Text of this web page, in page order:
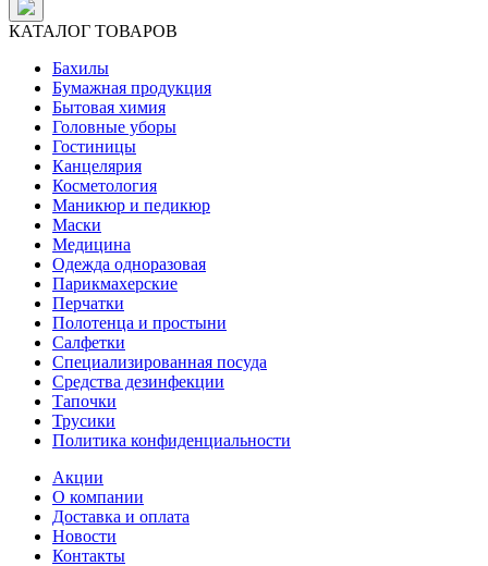
КАТАЛОГ ТОВАРОВ
Бахилы
Бумажная продукция
Бытовая химия
Головные уборы
Гостиницы
Канцелярия
Косметология
Маникюр и педикюр
Маски
Медицина
Одежда одноразовая
Парикмахерские
Перчатки
Полотенца и простыни
Салфетки
Специализированная посуда
Средства дезинфекции
Тапочки
Трусики
Политика конфиденциальности
Акции
О компании
Доставка и оплата
Новости
Контакты